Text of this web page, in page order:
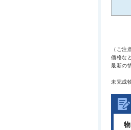
（ご注
価格な
最新の
未完成